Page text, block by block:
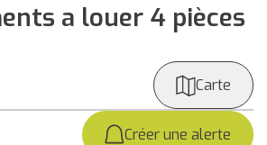
a louer 4 pièces
Créer une alerte
Carte